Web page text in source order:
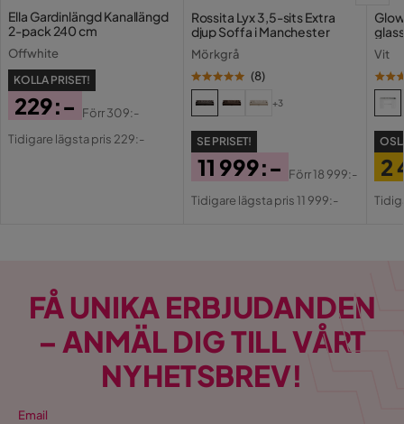
Ella Gardinlängd Kanallängd
2-pack 240 cm
Offwhite
KOLLA PRISET!
Pris
229:-
Original
Förr309:-
Tidigare lägsta pris 229:-
Rossita Lyx 3,5-sits Extra
djup Soffa i Manchester
Mörkgrå
(8)
+3
SE PRISET!
Pris
11 999:-
Original
Förr18 999:-
Tidigare lägsta pris 11 999:-
Vit
2
FÅ UNIKA ERBJUDANDEN
– ANMÄL DIG TILL VÅRT
NYHETSBREV!
Email